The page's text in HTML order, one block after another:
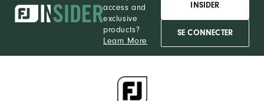
access and
exclusive
products?
Learn More
INSIDER
SE CONNECTER